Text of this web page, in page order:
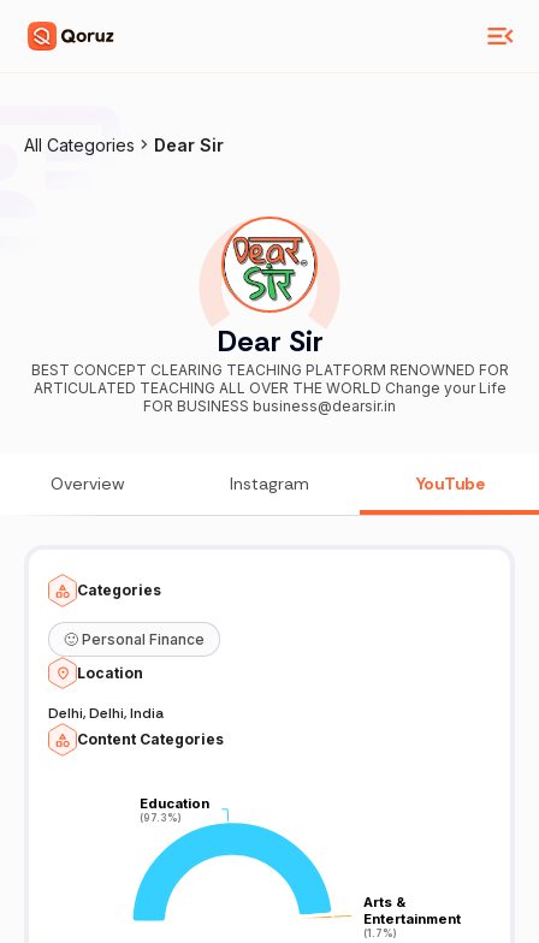
All Categories Dear Sir
Dear Sir
BEST CONCEPT CLEARING TEACHING PLATFORM RENOWNED FOR
ARTICULATED TEACHING ALL OVER THE WORLD Change your Life
FOR BUSINESS business@dearsir.in
Overview Instagram YouTube
Categories
🙂 Personal Finance
Location
Delhi, Delhi, India
Content Categories
Education
(97.3%)
Education
(97.3%)
Arts &
Entertainment
(1.7%)
Arts &
Entertainment
(1.7%)